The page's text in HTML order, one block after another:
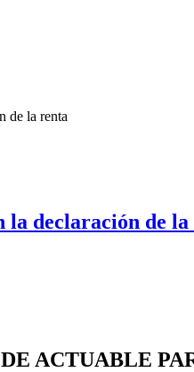
de la renta
declaración de la
ACTUABLE